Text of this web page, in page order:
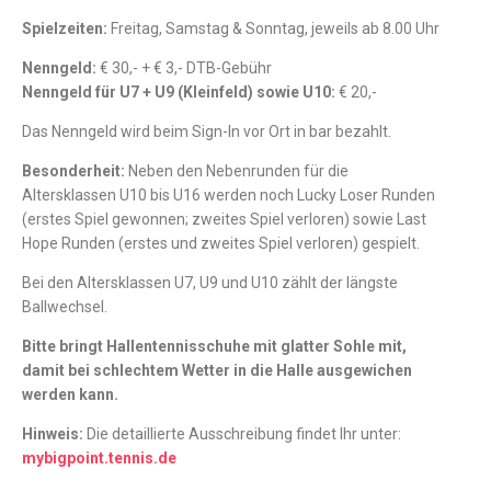
Spielzeiten: Freitag, Samstag & Sonntag, jeweils ab 8.00 Uhr
Nenngeld: € 30,- + € 3,- DTB-Gebühr
Nenngeld für U7 + U9 (Kleinfeld) sowie U10: € 20,-
Das Nenngeld wird beim Sign-In vor Ort in bar bezahlt.
Besonderheit: Neben den Nebenrunden für die
Altersklassen U10 bis U16 werden noch Lucky Loser Runden
(erstes Spiel gewonnen; zweites Spiel verloren) sowie Last
Hope Runden (erstes und zweites Spiel verloren) gespielt.
Bei den Altersklassen U7, U9 und U10 zählt der längste
Ballwechsel.
Bitte bringt Hallentennisschuhe mit glatter Sohle mit,
damit bei schlechtem Wetter in die Halle ausgewichen
werden kann.
Hinweis: Die detaillierte Ausschreibung findet Ihr unter:
mybigpoint.tennis.de